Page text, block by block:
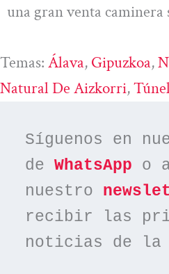
una gran venta caminera
Temas: Álava, Gipuzkoa,
Natural De Aizkorri,
Síguenos en
de WhatsApp o
nuestro
recibir las
noticias de la